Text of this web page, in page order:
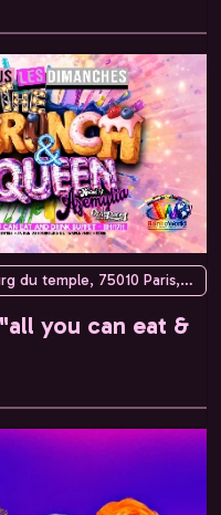
77, rue du faubourg du temple, 75010 Paris, France
you can eat &